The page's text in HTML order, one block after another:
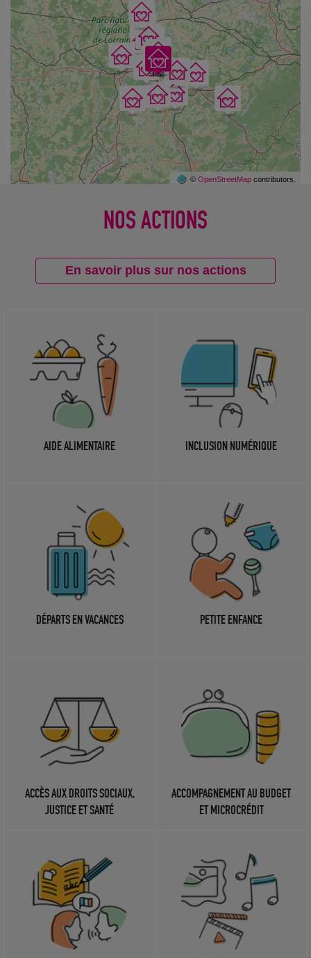
© OpenStreetMapcontributors.
NOS ACTIONS
En savoir plus sur nos actions
AIDE ALIMENTAIRE INCLUSION NUMÉRIQUE
DÉPARTS EN VACANCES PETITE ENFANCE
ACCÈS AUX DROITS SOCIAUX,
JUSTICE ET SANTÉ
ACCOMPAGNEMENT AU BUDGET
ET MICROCRÉDIT